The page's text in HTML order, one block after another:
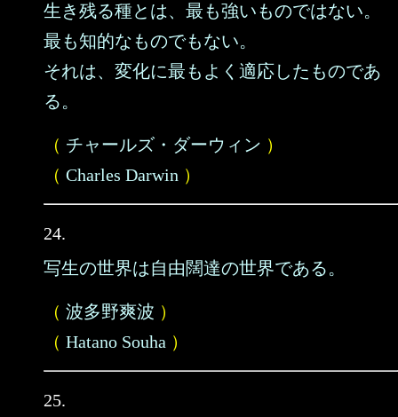
生き残る種とは、最も強いものではない。
最も知的なものでもない。
それは、変化に最もよく適応したものであ
る。
（ チャールズ・ダーウィン ）
（ Charles Darwin ）
24.
写生の世界は自由闊達の世界である。
（ 波多野爽波 ）
（ Hatano Souha ）
25.